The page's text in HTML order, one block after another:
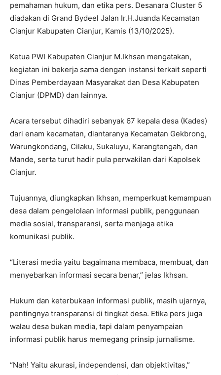
pemahaman hukum, dan etika pers. Desanara Cluster 5
diadakan di Grand Bydeel Jalan Ir.H.Juanda Kecamatan
Cianjur Kabupaten Cianjur, Kamis (13/10/2025).
Ketua PWI Kabupaten Cianjur M.Ikhsan mengatakan,
kegiatan ini bekerja sama dengan instansi terkait seperti
Dinas Pemberdayaan Masyarakat dan Desa Kabupaten
Cianjur (DPMD) dan lainnya.
Acara tersebut dihadiri sebanyak 67 kepala desa (Kades)
dari enam kecamatan, diantaranya Kecamatan Gekbrong,
Warungkondang, Cilaku, Sukaluyu, Karangtengah, dan
Mande, serta turut hadir pula perwakilan dari Kapolsek
Cianjur.
Tujuannya, diungkapkan Ikhsan, memperkuat kemampuan
desa dalam pengelolaan informasi publik, penggunaan
media sosial, transparansi, serta menjaga etika
komunikasi publik.
“Literasi media yaitu bagaimana membaca, membuat, dan
menyebarkan informasi secara benar,” jelas Ikhsan.
Hukum dan keterbukaan informasi publik, masih ujarnya,
pentingnya transparansi di tingkat desa. Etika pers juga
walau desa bukan media, tapi dalam penyampaian
informasi publik harus memegang prinsip jurnalisme.
“Nah! Yaitu akurasi, independensi, dan objektivitas,”